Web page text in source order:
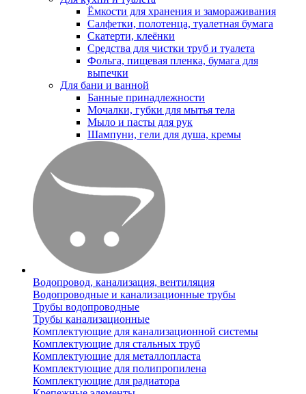
Ёмкости для хранения и замораживания
Салфетки, полотенца, туалетная бумага
Скатерти, клеёнки
Средства для чистки труб и туалета
Фольга, пищевая пленка, бумага для
выпечки
Для бани и ванной
Банные принадлежности
Мочалки, губки для мытья тела
Мыло и пасты для рук
Шампуни, гели для душа, кремы
Водопровод, канализация, вентиляция
Водопроводные и канализационные трубы
Трубы водопроводные
Трубы канализационные
Комплектующие для канализационной системы
Комплектующие для стальных труб
Комплектующие для металлопласта
Комплектующие для полипропилена
Комплектующие для радиатора